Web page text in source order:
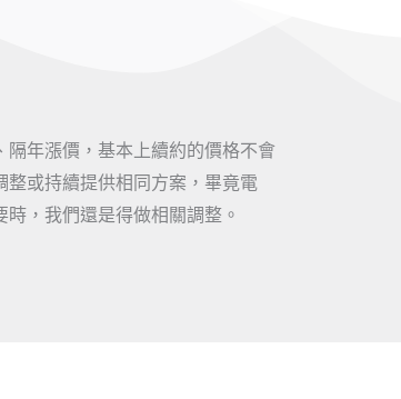
年漲價，基本上續約的價格不會
或持續提供相同方案，畢竟電
，我們還是得做相關調整。